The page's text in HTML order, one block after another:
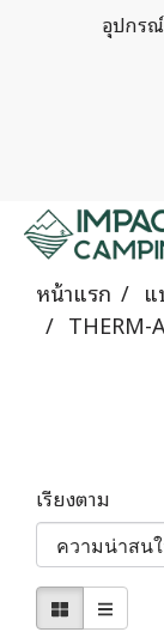
อุปกร
หน้าแรก
THERM-
เรียงตาม